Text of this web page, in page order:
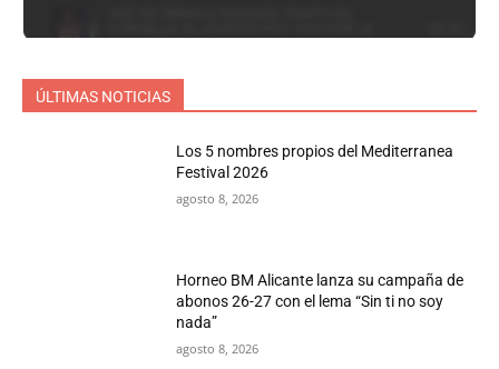
ÚLTIMAS NOTICIAS
Los 5 nombres propios del Mediterranea
Festival 2026
agosto 8, 2026
Horneo BM Alicante lanza su campaña de
abonos 26-27 con el lema “Sin ti no soy
nada”
agosto 8, 2026